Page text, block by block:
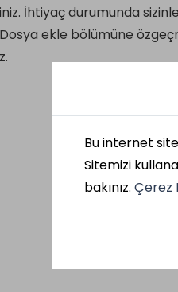
İhtiyaç durumunda
ekle bölümüne
Bu internet
Sitemizi
bakınız. Çerez